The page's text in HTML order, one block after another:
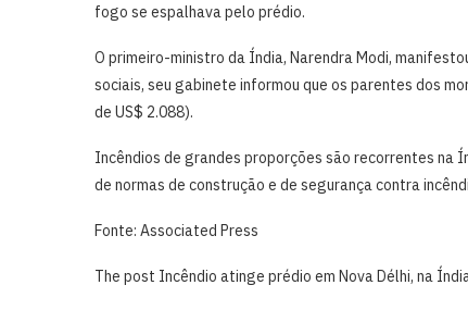
fogo se espalhava pelo prédio.
O primeiro-ministro da Índia, Narendra Modi,
sociais, seu gabinete informou que os parentes dos
de US$ 2.088).
Incêndios de grandes proporções são recorrentes na
de normas de construção e de segurança contra
Fonte: Associated Press
The post Incêndio atinge prédio em Nova Délhi, na